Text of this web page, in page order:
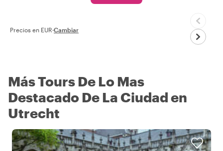
Precios en EUR·Cambiar
Más Tours De Lo Mas
Destacado De La Ciudad en
Utrecht